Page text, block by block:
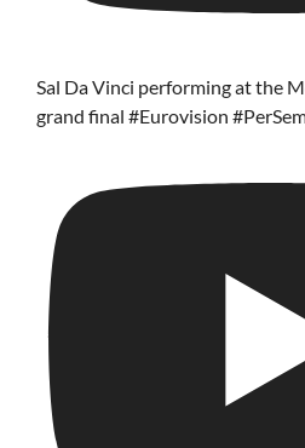
Sal Da Vinci performing at the
grand final #Eurovision